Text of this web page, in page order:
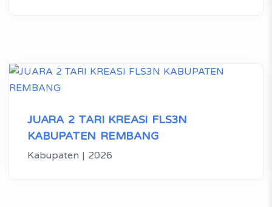
JUARA 2 TARI KREASI FLS3N
KABUPATEN REMBANG
Kabupaten | 2026